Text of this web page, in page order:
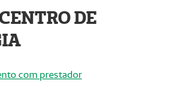
DE
com prestador